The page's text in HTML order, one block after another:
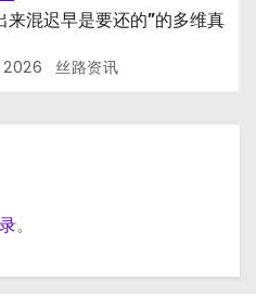
来混迟早是要还的”的多维真
丝路资讯
。